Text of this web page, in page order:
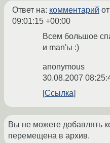
Ответ на: комментарий
09:01:15 +00:00
Всем большое
и man'ы :)
anonymous
30.08.2007
Ссылка
Вы не можете добавлять
перемещена в архив.